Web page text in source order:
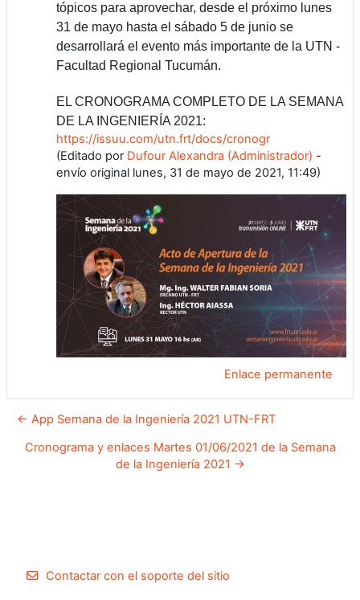
tópicos para aprovechar, desde el próximo lunes
31 de mayo hasta el sábado 5 de junio se
desarrollará el evento más importante de la UTN -
Facultad Regional Tucumán.
EL CRONOGRAMA COMPLETO DE LA SEMANA
DE LA INGENIERÍA 2021:
https://issuu.com/utn.frt/docs/cronogr
(Editado por Dufour Alexandra (Administrador) -
envío original lunes, 31 de mayo de 2021, 11:49)
Enlace permanente
← App Semana de la Ingeniería 2021 UTN-FRT
Cronograma y enlaces Martes 01/06/2021 de la Semana
de la Ingeniería 2021 →
Contactar con el soporte del sitio